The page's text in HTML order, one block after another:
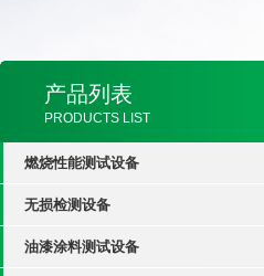
产品列表
PRODUCTS LIST
燃烧性能测试设备
无损检测设备
油漆涂料测试设备